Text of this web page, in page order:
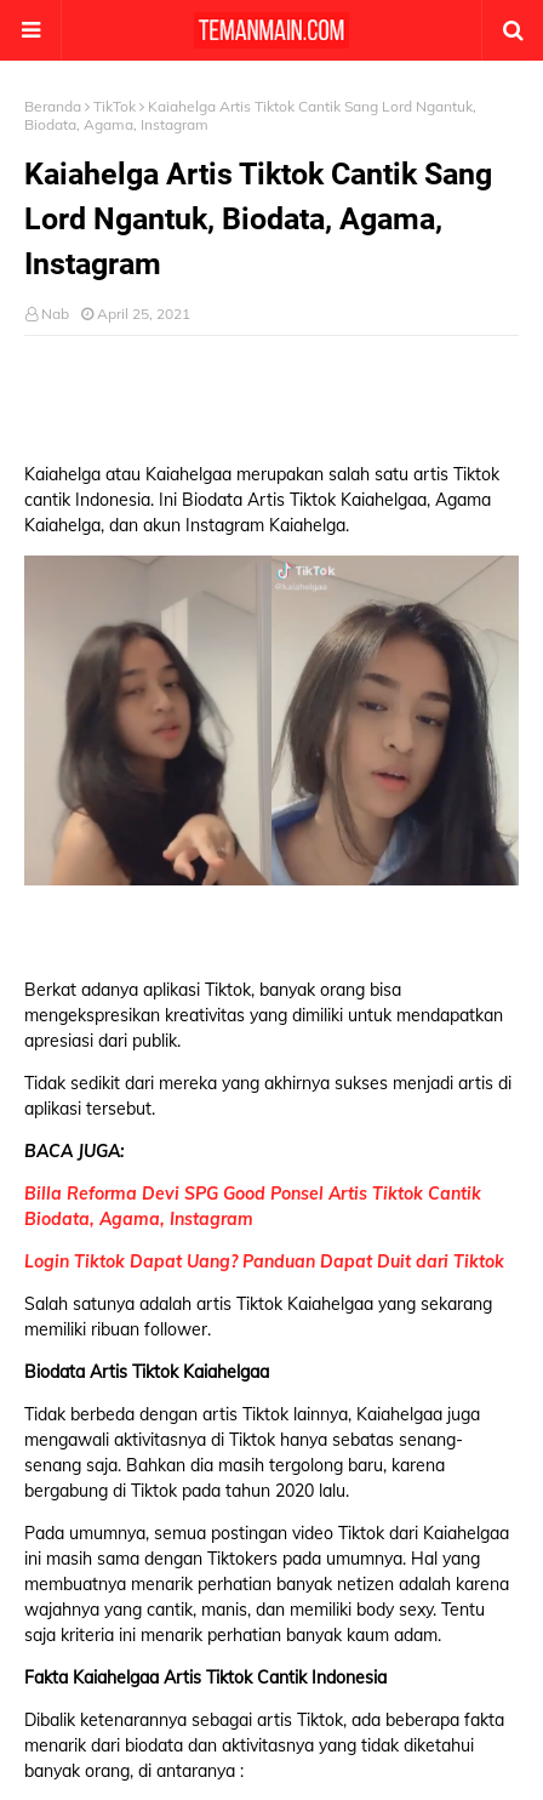
Beranda TikTok
Kaiahelga Artis Tiktok Cantik Sang Lord Ngantuk,
Biodata, Agama, Instagram
Kaiahelga Artis Tiktok Cantik Sang
Lord Ngantuk, Biodata, Agama,
Instagram
Nab April 25, 2021
Kaiahelga atau Kaiahelgaa merupakan salah satu artis Tiktok
cantik Indonesia. Ini Biodata Artis Tiktok Kaiahelgaa, Agama
Kaiahelga, dan akun Instagram Kaiahelga.
Berkat adanya aplikasi Tiktok, banyak orang bisa
mengekspresikan kreativitas yang dimiliki untuk mendapatkan
apresiasi dari publik.
Tidak sedikit dari mereka yang akhirnya sukses menjadi artis di
aplikasi tersebut.
BACA JUGA:
Billa Reforma Devi SPG Good Ponsel Artis Tiktok Cantik
Biodata, Agama, Instagram
Login Tiktok Dapat Uang? Panduan Dapat Duit dari Tiktok
Salah satunya adalah artis Tiktok Kaiahelgaa yang sekarang
memiliki ribuan follower.
Biodata Artis Tiktok Kaiahelgaa
Tidak berbeda dengan artis Tiktok lainnya, Kaiahelgaa juga
mengawali aktivitasnya di Tiktok hanya sebatas senang-
senang saja. Bahkan dia masih tergolong baru, karena
bergabung di Tiktok pada tahun 2020 lalu.
Pada umumnya, semua postingan video Tiktok dari Kaiahelgaa
ini masih sama dengan Tiktokers pada umumnya. Hal yang
membuatnya menarik perhatian banyak netizen adalah karena
wajahnya yang cantik, manis, dan memiliki body sexy. Tentu
saja kriteria ini menarik perhatian banyak kaum adam.
Fakta Kaiahelgaa Artis Tiktok Cantik Indonesia
Dibalik ketenarannya sebagai artis Tiktok, ada beberapa fakta
menarik dari biodata dan aktivitasnya yang tidak diketahui
banyak orang, di antaranya :